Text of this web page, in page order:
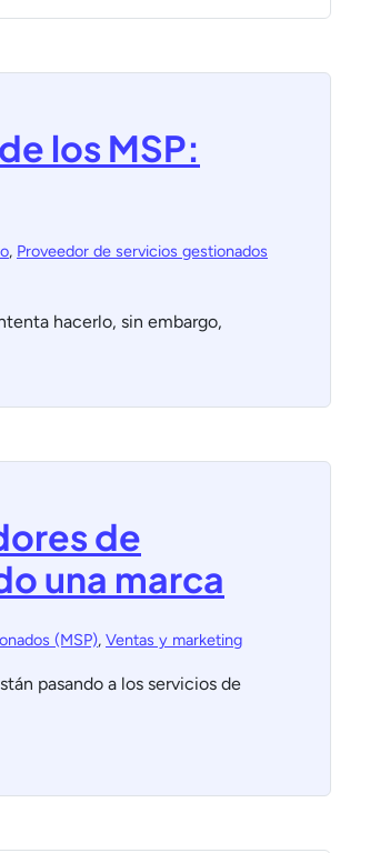
los MSP:
, Proveedor de servicios gestionados
hacerlo, sin embargo,
de
una marca
(MSP), Ventas y marketing
pasando a los servicios de